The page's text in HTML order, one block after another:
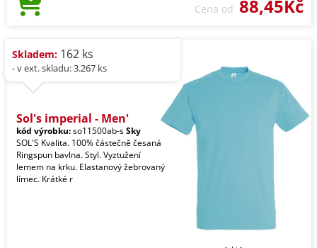
Cena od 88,45Kč
Skladem: 162 ks
- v ext. skladu: 3.267 ks
Sol's imperial - Men'
kód výrobku:so11500ab-sSky
SOL'S Kvalita. 100% částečně česaná
Ringspun bavlna. Styl. Vyztužení
lemem na krku. Elastanový žebrovaný
límec. Krátké r